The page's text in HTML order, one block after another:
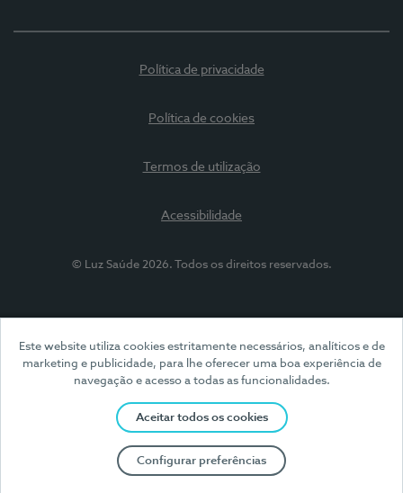
Este website utiliza cookies estritamente necessários, analíticos e de
marketing e publicidade, para lhe oferecer uma boa experiência de
navegação e acesso a todas as funcionalidades.
Aceitar todos os cookies
Configurar preferências
Política de privacidade
Política de cookies
Termos de utilização
Acessibilidade
© Luz Saúde 2026. Todos os direitos reservados.